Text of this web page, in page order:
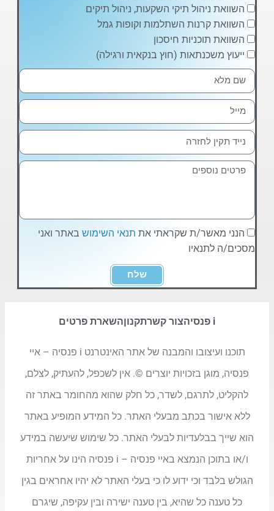
השוואת ניהול תיקי השקעות, ניהול תיקים
השוואת קרנות השתלמות וקופות גמל
השוואת תוכניות חיסכון
ייעוץ משכנתאות (חוץ בנקאית ורגילה)
הנני מאשר/ת שקראתי את תנאי השימוש באתר ואני
מסכים/ה לתנאיו
שלח
i פנסיה צור קשרתקנוןהשארת פרטים
תוכנו ועיצובו והמבנה של אתר האינטרנט i פנסיה – איי
פנסיה, מוגן בזכויות יוצרים ©. אין לשכפל, להעתיק, לצלם,
להקליט, לתרגם, לשדר, כל חלק שהוא מהחומר באתר זה
ללא אישור בכתב מבעלי האתר. כל המידע המופיע באתר
הוא שייך בבלעדיות לבעלי האתר. כל שימוש שיעשה במידע
ו/או בתוכן הנמצא באיי פנסיה – i פנסיה הינו על אחריות
הגולש בלבד וכי ידוע לו כי בעלי האתר לא יהיו אחראים בגין
כל טענה כל שהיא, בין טענה ישירה ובין עקיפה, שיגרם